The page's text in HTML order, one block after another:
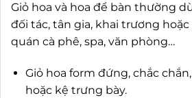
Giỏ hoa và hoa để bàn thường
đối tác, tân gia, khai trương
quán cà phê, spa, văn phòng…
Giỏ hoa form đứng, chắc
hoặc kệ trưng bày.